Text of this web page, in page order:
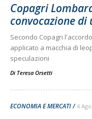
Copagri
convocazione
Secondo Copagri
applicato a macchia di
speculazioni
Di Teresa Orsetti -
ECONOMIA E MERCATI 4